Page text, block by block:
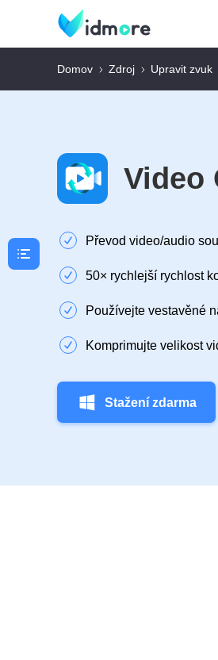
Domov Zdroj Upravit zvuk
Video
Převod video/audio
50× rychlejší rychlost
Používejte vestavěné
Komprimujte velikost
Stažení zdarma